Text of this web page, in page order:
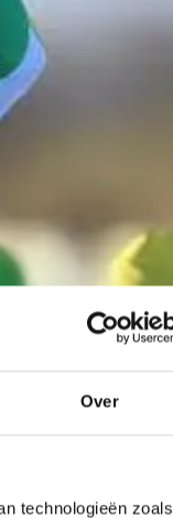
Over
technologieën zoals